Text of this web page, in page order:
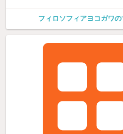
フィロソフィアヨコガワ